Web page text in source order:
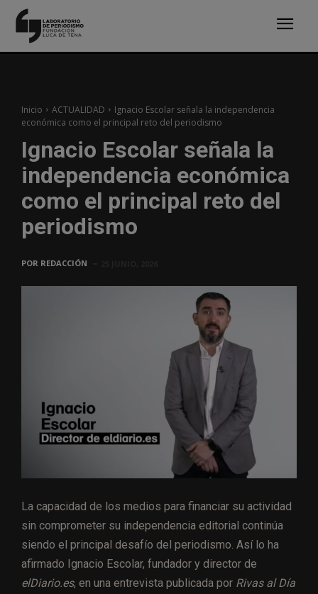
Inicio ACTUALIDAD
Ignacio Escolar señala la independencia
económica como el principal reto del periodismo
Ignacio Escolar señala la
independencia económica
como el principal reto del
periodismo
POR REDACCIÓN
La capacidad de los medios para financiar su actividad
sin comprometer su independencia editorial continúa
siendo el principal desafío del periodismo. Así lo ha
afirmado Ignacio Escolar, fundador y director de
elDiario.es, en una entrevista publicada por Rivas al Día